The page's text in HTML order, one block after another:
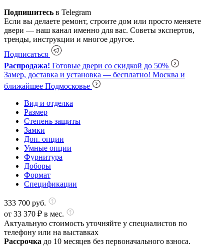
Подпишитесь в Telegram
Если вы делаете ремонт, строите дом или просто меняете
двери — наш канал именно для вас. Советы экспертов,
тренды, инструкции и многое другое.
Подписаться
Распродажа! Готовые двери со скидкой до 50%
Замер, доставка и установка — бесплатно! Москва и
ближайшее Подмосковье
Вид и отделка
Размер
Степень защиты
Замки
Доп. опции
Умные опции
Фурнитура
Доборы
Формат
Спецификации
333 700 руб.
от 33 370 ₽ в мес.
Актуальную стоимость уточняйте у специалистов по
телефону или на выставках
Рассрочка до 10 месяцев без первоначального взноса.